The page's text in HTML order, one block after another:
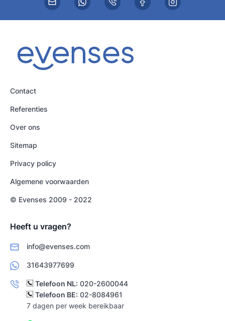
Contact
Referenties
Over ons
Sitemap
Privacy policy
Algemene voorwaarden
© Evenses 2009 - 2022
Heeft u vragen?
info@evenses.com
31643977699
Telefoon NL: 020-2600044
Telefoon BE: 02-8084961
7 dagen per week bereikbaar